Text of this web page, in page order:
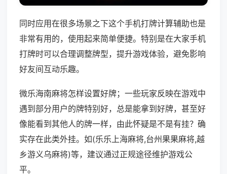
同时应用在很多场景之下这个手机打牌计算辅助也是
非常有用的，使用起来简单便捷。特别是在大家手机
打牌时可以合理调整牌型，提升游戏体验，避免影响
好友间互动乐趣。
微乐海南麻将怎样设置好牌；一些玩家反映在游戏中
遇到部分用户的牌特别好，总是能拿到好牌，甚至好
像能看到其他人的牌一样，由此怀疑是不是有挂？确
实存在此类外挂。如(乐乐上海麻将,台州果果麻将,越
乡游义乌麻将)等，建议通过正规途径维护游戏公
平。